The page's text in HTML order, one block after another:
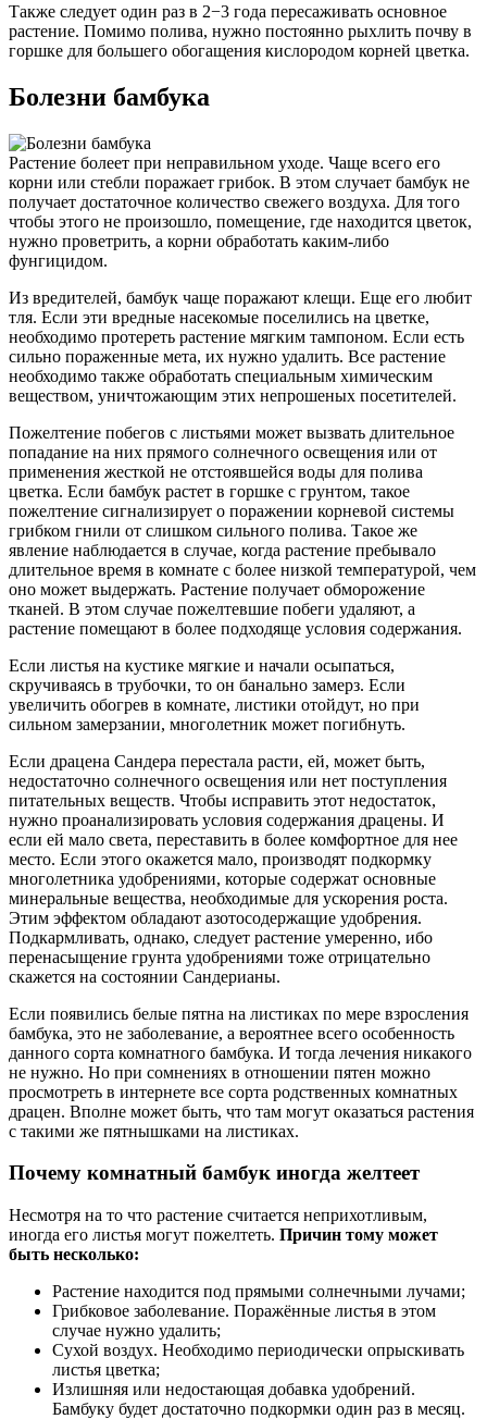
Также следует один раз в 2−3 года пересаживать основное
растение. Помимо полива, нужно постоянно рыхлить почву в
горшке для большего обогащения кислородом корней цветка.
Болезни бамбука
Растение болеет при неправильном уходе. Чаще всего его
корни или стебли поражает грибок. В этом случает бамбук не
получает достаточное количество свежего воздуха. Для того
чтобы этого не произошло, помещение, где находится цветок,
нужно проветрить, а корни обработать каким-либо
фунгицидом.
Из вредителей, бамбук чаще поражают клещи. Еще его любит
тля. Если эти вредные насекомые поселились на цветке,
необходимо протереть растение мягким тампоном. Если есть
сильно пораженные мета, их нужно удалить. Все растение
необходимо также обработать специальным химическим
веществом, уничтожающим этих непрошеных посетителей.
Пожелтение побегов с листьями может вызвать длительное
попадание на них прямого солнечного освещения или от
применения жесткой не отстоявшейся воды для полива
цветка. Если бамбук растет в горшке с грунтом, такое
пожелтение сигнализирует о поражении корневой системы
грибком гнили от слишком сильного полива. Такое же
явление наблюдается в случае, когда растение пребывало
длительное время в комнате с более низкой температурой, чем
оно может выдержать. Растение получает обморожение
тканей. В этом случае пожелтевшие побеги удаляют, а
растение помещают в более подходяще условия содержания.
Если листья на кустике мягкие и начали осыпаться,
скручиваясь в трубочки, то он банально замерз. Если
увеличить обогрев в комнате, листики отойдут, но при
сильном замерзании, многолетник может погибнуть.
Если драцена Сандера перестала расти, ей, может быть,
недостаточно солнечного освещения или нет поступления
питательных веществ. Чтобы исправить этот недостаток,
нужно проанализировать условия содержания драцены. И
если ей мало света, переставить в более комфортное для нее
место. Если этого окажется мало, производят подкормку
многолетника удобрениями, которые содержат основные
минеральные вещества, необходимые для ускорения роста.
Этим эффектом обладают азотосодержащие удобрения.
Подкармливать, однако, следует растение умеренно, ибо
перенасыщение грунта удобрениями тоже отрицательно
скажется на состоянии Сандерианы.
Если появились белые пятна на листиках по мере взросления
бамбука, это не заболевание, а вероятнее всего особенность
данного сорта комнатного бамбука. И тогда лечения никакого
не нужно. Но при сомнениях в отношении пятен можно
просмотреть в интернете все сорта родственных комнатных
драцен. Вполне может быть, что там могут оказаться растения
с такими же пятнышками на листиках.
Почему комнатный бамбук иногда желтеет
Несмотря на то что растение считается неприхотливым,
иногда его листья могут пожелтеть. Причин тому может
быть несколько:
Растение находится под прямыми солнечными лучами;
Грибковое заболевание. Поражённые листья в этом
случае нужно удалить;
Сухой воздух. Необходимо периодически опрыскивать
листья цветка;
Излишняя или недостающая добавка удобрений.
Бамбуку будет достаточно подкормки один раз в месяц.